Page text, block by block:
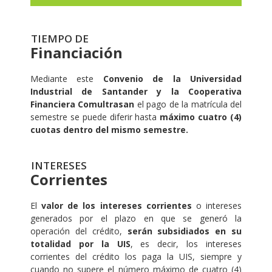
TIEMPO DE
Financiación
Mediante este Convenio de la Universidad
Industrial de Santander y la Cooperativa
Financiera Comultrasan el pago de la matrícula del
semestre se puede diferir hasta máximo cuatro (4)
cuotas dentro del mismo semestre.
INTERESES
Corrientes
Elvalor de los intereses corrientes o intereses
generados por el plazo en que se generó la
operación del crédito, serán subsidiados en su
totalidad por la UIS, es decir, los intereses
corrientes del crédito los paga la UIS, siempre y
cuando no supere el número máximo de cuatro (4)